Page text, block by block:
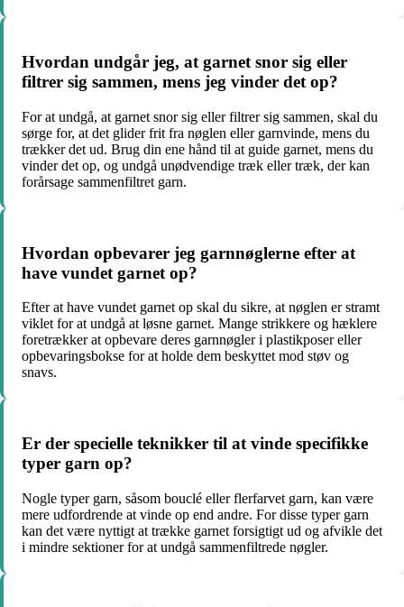
Hvordan undgår jeg, at garnet snor sig eller
filtrer sig sammen, mens jeg vinder det op?
For at undgå, at garnet snor sig eller filtrer sig sammen, skal du
sørge for, at det glider frit fra nøglen eller garnvinde, mens du
trækker det ud. Brug din ene hånd til at guide garnet, mens du
vinder det op, og undgå unødvendige træk eller træk, der kan
forårsage sammenfiltret garn.
Hvordan opbevarer jeg garnnøglerne efter at
have vundet garnet op?
Efter at have vundet garnet op skal du sikre, at nøglen er stramt
viklet for at undgå at løsne garnet. Mange strikkere og hæklere
foretrækker at opbevare deres garnnøgler i plastikposer eller
opbevaringsbokse for at holde dem beskyttet mod støv og
snavs.
Er der specielle teknikker til at vinde specifikke
typer garn op?
Nogle typer garn, såsom bouclé eller flerfarvet garn, kan være
mere udfordrende at vinde op end andre. For disse typer garn
kan det være nyttigt at trække garnet forsigtigt ud og afvikle det
i mindre sektioner for at undgå sammenfiltrede nøgler.